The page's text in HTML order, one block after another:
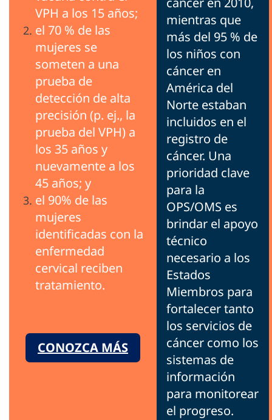
VPH a los 15 años;
el 70 % de las
mujeres se
someten a una
prueba de
detección de alta
precisión (p. ej., la
prueba del VPH) a
los 35 años y
nuevamente a los
45 años; y
el 90% de las
mujeres
identificadas con la
enfermedad
cervical reciben
tratamiento.
CONOZCA MÁS
mientras que
más del 95 % de
los niños con
cáncer en
América del
Norte estaban
incluidos en el
registro de
cáncer. Una
prioridad clave
para la
OPS/OMS es
brindar el apoyo
técnico
necesario a los
Estados
Miembros para
fortalecer tanto
los servicios de
cáncer como los
sistemas de
información
para monitorear
el progreso.